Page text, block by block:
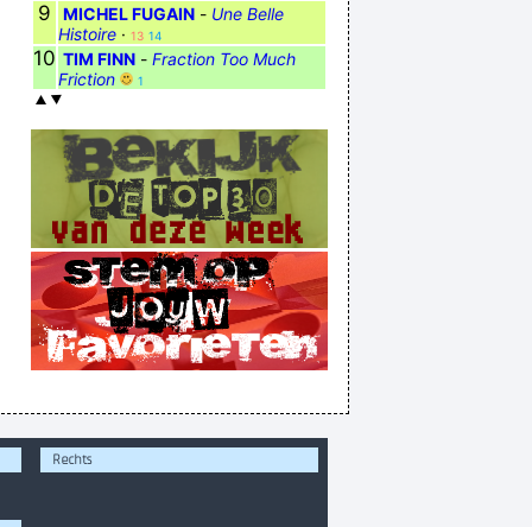
9 MICHEL FUGAIN - Une Belle
Histoire · 13 14
10 TIM FINN - Fraction Too Much
Friction
1
Rechts